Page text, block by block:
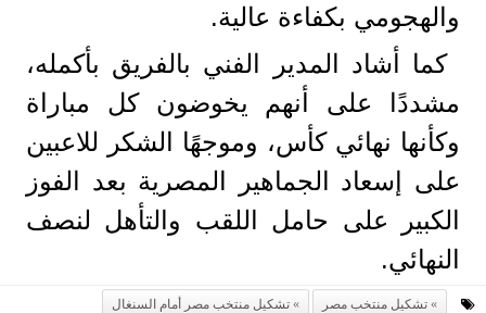
والهجومي بكفاءة عالية.
كما أشاد المدير الفني بالفريق بأكمله،
مشددًا على أنهم يخوضون كل مباراة
وكأنها نهائي كأس، وموجهًا الشكر للاعبين
على إسعاد الجماهير المصرية بعد الفوز
الكبير على حامل اللقب والتأهل لنصف
النهائي.
تشكيل منتخب مصر
تشكيل منتخب مصر أمام السنغال